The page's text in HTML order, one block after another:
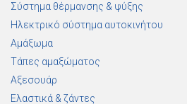
Σύστημα θέρμανσης & ψύξης
Ηλεκτρικό σύστημα αυτοκινήτου
Αμάξωμα
Τάπες αμαξώματος
Αξεσουάρ
Ελαστικά & ζάντες